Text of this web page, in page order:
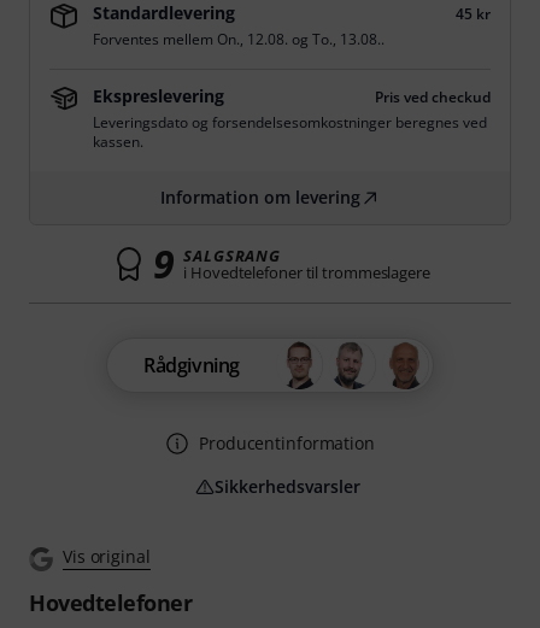
Vis original
Hovedtelefoner
Standardlevering
45 kr
Forventes mellem On., 12.08. og To., 13.08..
Ekspreslevering
Pris ved checkud
Leveringsdato og forsendelsesomkostninger beregnes ved
kassen.
Information om levering
9 SALGSRANG
i Hovedtelefoner til trommeslagere
Rådgivning
Producentinformation
Sikkerhedsvarsler